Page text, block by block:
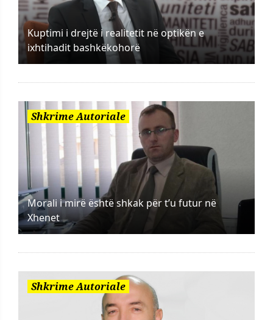
Kuptimi i drejtë i realitetit në optikën e
ixhtihadit bashkëkohorë
Shkrime Autoriale
Morali i mirë është shkak për t’u futur në
Xhenet
Shkrime Autoriale